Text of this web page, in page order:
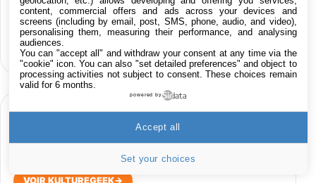
Smartphone SAMSUNG Galaxy S26 Ultra
Noir 256Go
891,99€ 1199€Fnac (Vendeur Tiers)
Smartphone SAMSUNG Galaxy S26+ Violet
749,99€1240,43€
Galaxy S26 256 Go Bleu
834,71€
sur les Apps iPhone, iPad, Mac & Apple TV
sur les films iTunes
sur les produits High-Tech
HIGH-TECH
VOIR KULTUREGEEK→
content, commercial offers and ads across your devices and
screens (including by email, post, SMS, phone, audio, and video),
personalising them, measuring their performance, and analysing
audiences.
You can "accept all" and withdraw your consent at any time via the
"cookie" icon. You can also "set detailed preferences" and object to
processing activities not subject to consent. These choices remain
valid for 6 months.
powered by
Set your choices
Accept all